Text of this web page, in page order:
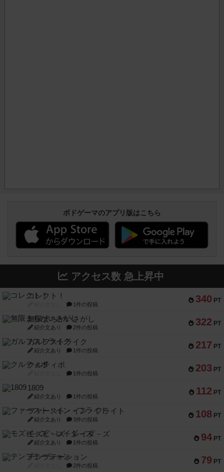
ボドゲーマのアプリ版はこちら
アクセス数 急上昇中
340 PT
コレクト！
1件の投稿
322 PT
無限まちがいさがし
紹介文あり 2件の投稿
217 PT
ガルフストライク
紹介文あり 1件の投稿
203 PT
クルティボ
1件の投稿
112 PT
1809
紹介文あり 1件の投稿
108 PT
ファースト・イン・フライト
紹介文あり 3件の投稿
94 PT
モズビ－ズ・レイダ－ズ
紹介文あり 1件の投稿
79 PT
テンプテーション
2件の投稿